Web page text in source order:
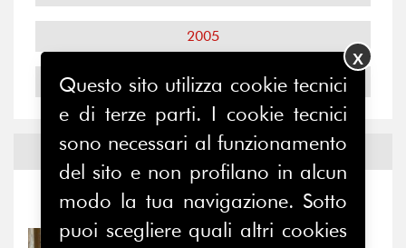
2005
2004
Notizie ed Eventi
Notizie-Eventi
Questo sito utilizza cookie tecnici
e di terze parti. I cookie tecnici
sono necessari al funzionamento
del sito e non profilano in alcun
modo la tua navigazione. Sotto
puoi scegliere quali altri cookies
X